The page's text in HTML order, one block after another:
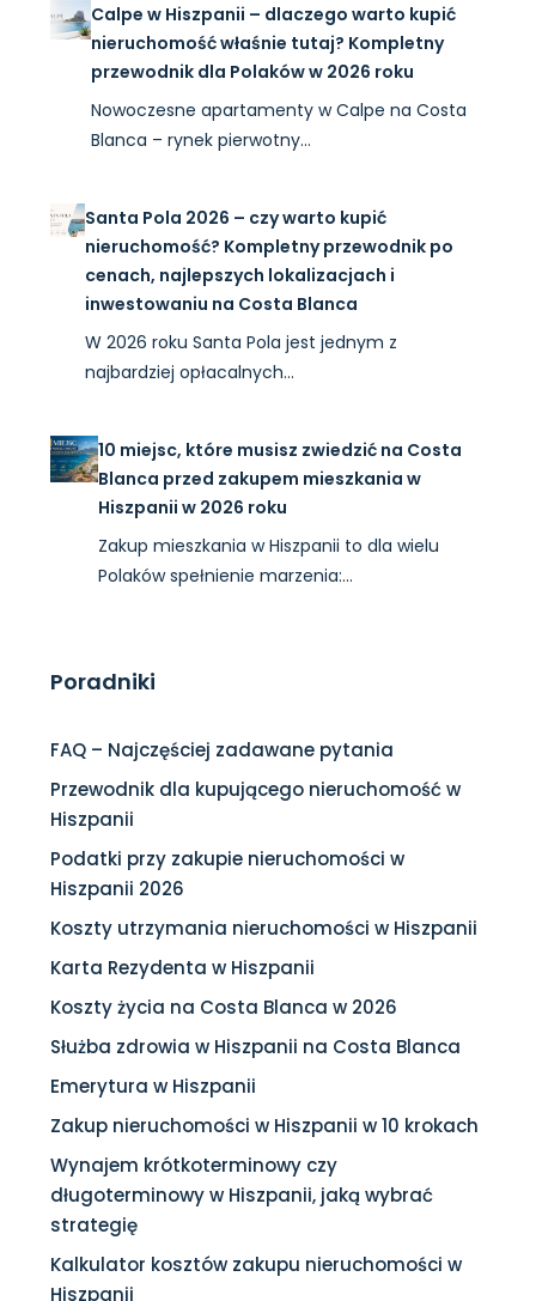
Calpe w Hiszpanii – dlaczego warto kupić
nieruchomość właśnie tutaj? Kompletny
przewodnik dla Polaków w 2026 roku
Nowoczesne apartamenty w Calpe na Costa
Blanca – rynek pierwotny…
Santa Pola 2026 – czy warto kupić
nieruchomość? Kompletny przewodnik po
cenach, najlepszych lokalizacjach i
inwestowaniu na Costa Blanca
W 2026 roku Santa Pola jest jednym z
najbardziej opłacalnych…
10 miejsc, które musisz zwiedzić na Costa
Blanca przed zakupem mieszkania w
Hiszpanii w 2026 roku
Zakup mieszkania w Hiszpanii to dla wielu
Polaków spełnienie marzenia:…
Poradniki
FAQ – Najczęściej zadawane pytania
Przewodnik dla kupującego nieruchomość w
Hiszpanii
Podatki przy zakupie nieruchomości w
Hiszpanii 2026
Koszty utrzymania nieruchomości w Hiszpanii
Karta Rezydenta w Hiszpanii
Koszty życia na Costa Blanca w 2026
Służba zdrowia w Hiszpanii na Costa Blanca
Emerytura w Hiszpanii
Zakup nieruchomości w Hiszpanii w 10 krokach
Wynajem krótkoterminowy czy
długoterminowy w Hiszpanii, jaką wybrać
strategię
Kalkulator kosztów zakupu nieruchomości w
Hiszpanii